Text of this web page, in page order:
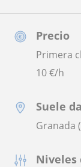
Precio
Primera
10€/h
Suele
Granada
Niveles